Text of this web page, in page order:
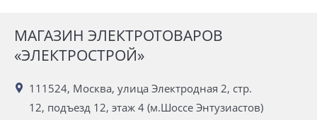
МАГАЗИН ЭЛЕКТРОТОВАРОВ
«ЭЛЕКТРОСТРОЙ»
111524, Москва, улица Электродная 2, стр.
12, подъезд 12, этаж 4 (м.Шоссе Энтузиастов)